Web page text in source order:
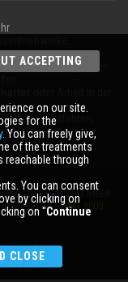
oder sogar eine
.
der Bootfahren,
Newsletter.
DAS EIGENTUM IHRER
by:START 2000
ACCEPTING
on our site.
for the
. You can freely give,
of the treatments
reachable through
You can consent
by clicking on
on ''Continue
CLOSE